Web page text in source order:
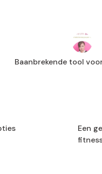
Baanbrekende tool
Een